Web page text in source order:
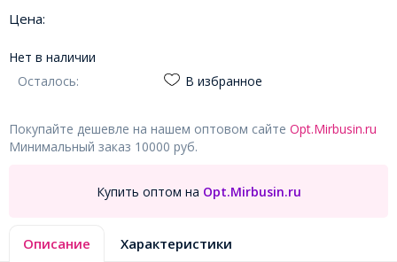
Цена:
Нет в наличии
Осталось:
В избранное
Покупайте дешевле на нашем оптовом сайте Opt.Mirbusin.ru
Минимальный заказ 10000 руб.
Купить оптом на Opt.Mirbusin.ru
Описание Характеристики